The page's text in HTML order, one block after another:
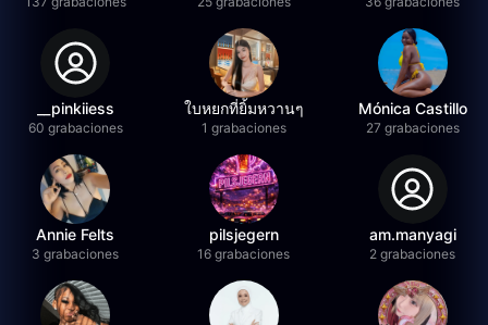
__pinkiiess
60 grabaciones
ใบหยกที่ยิ้มหวานๆ
1 grabaciones
Mónica Castillo
27 grabaciones
Annie Felts
3 grabaciones
pilsjegern
16 grabaciones
am.manyagi
2 grabaciones